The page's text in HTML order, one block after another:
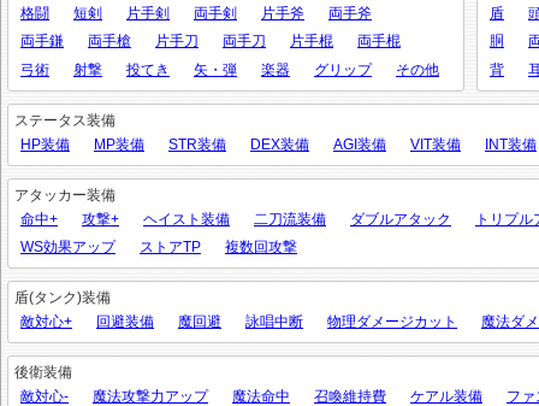
格闘
短剣 片手剣 両手剣 片手斧
両手斧
両手鎌
両手槍 片手刀 両手刀 片手棍
両手棍
弓術
射撃 投てき 矢・弾 楽器 グリップ その他
盾
胴
背
ステータス装備
HP装備
MP装備 STR装備 DEX装備 AGI装備 VIT装備 INT装備
アタッカー装備
命中+
攻撃+ ヘイスト装備 二刀流装備 ダブルアタック
トリプル
WS効果アップ
ストアTP 複数回攻撃
盾(タンク)装備
敵対心+
回避装備 魔回避 詠唱中断 物理ダメージカット 魔法ダ
後衛装備
敵対心-
魔法攻撃力アップ 魔法命中 召喚維持費 ケアル装備
フ